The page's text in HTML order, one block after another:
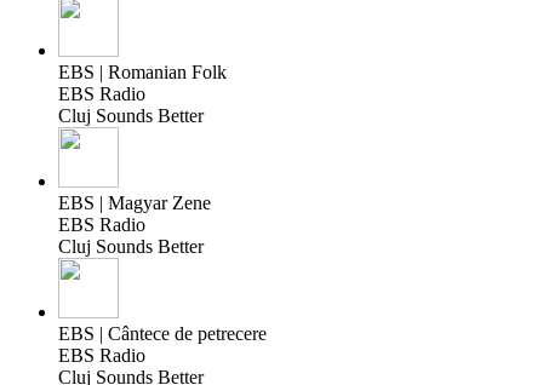
EBS | Romanian Folk
EBS Radio
Cluj Sounds Better
EBS | Magyar Zene
EBS Radio
Cluj Sounds Better
EBS | Cântece de petrecere
EBS Radio
Cluj Sounds Better